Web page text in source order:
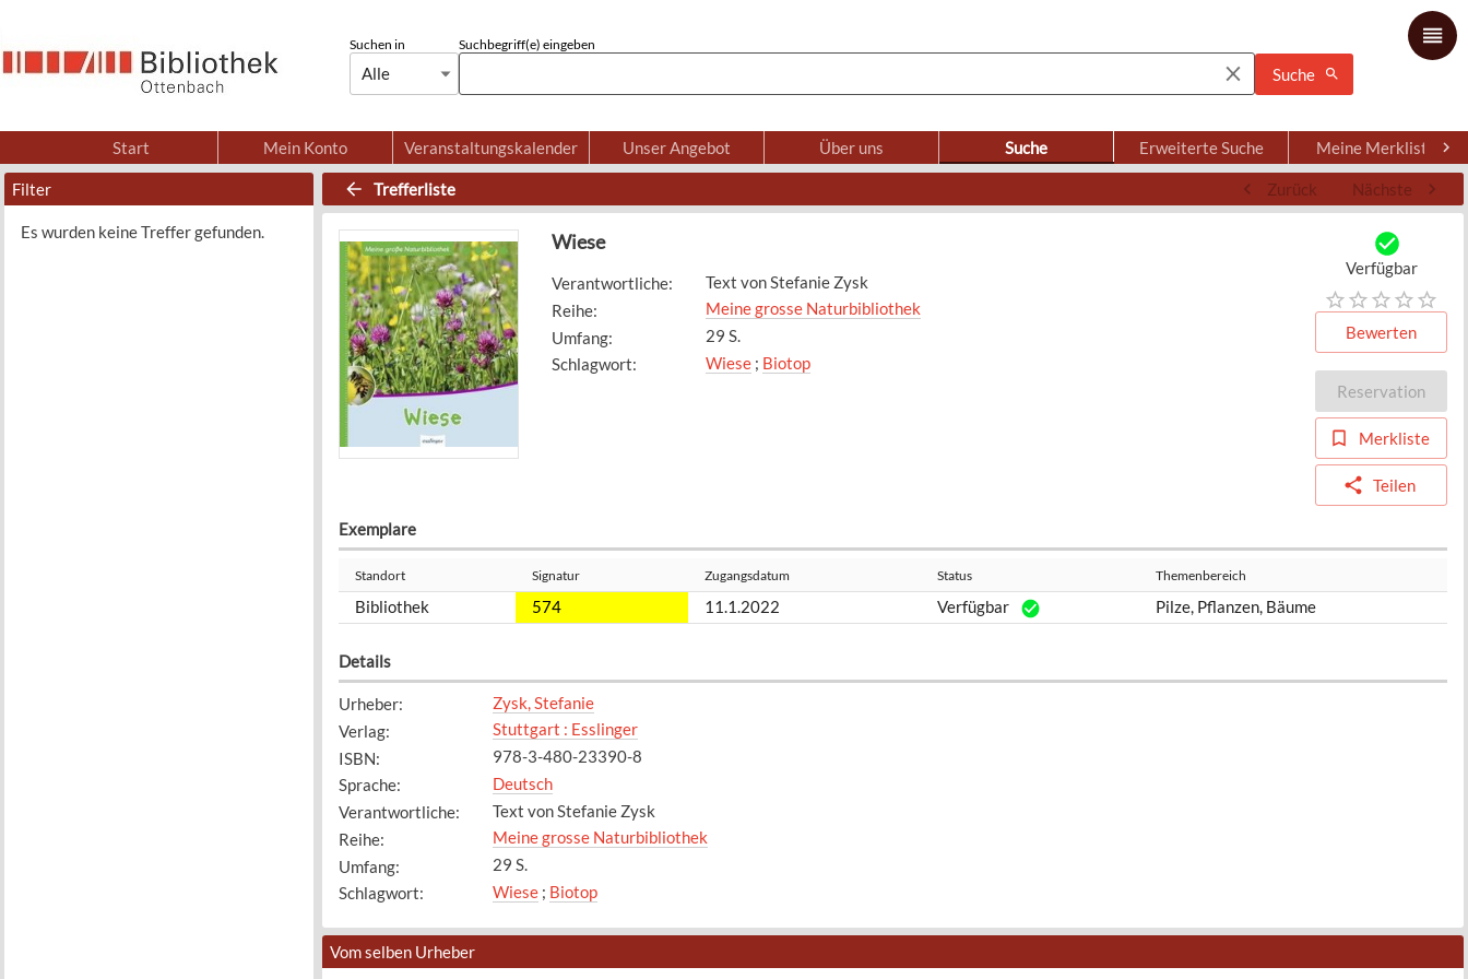
Suchen in
Alle
Suchbegriff(e) eingeben
Suche
Start Mein Konto Veranstaltungskalender Unser Angebot Über uns Suche Erweiterte Suche Meine Merkliste
Filter
Es wurden keine Treffer gefunden.
Trefferliste Zurück Nächste
Wiese
Verantwortliche:
Text von Stefanie Zysk
Reihe:
Meine grosse Naturbibliothek
Umfang:
29 S.
Schlagwort: Wiese; Biotop
Verfügbar
Bewerten
Reservation
Merkliste
Teilen
Exemplare
Standort Signatur Zugangsdatum Status Themenbereich
Bibliothek 574 11.1.2022 Verfügbar Pilze, Pflanzen, Bäume
Details
Urheber:
Zysk, Stefanie
Verlag:
Stuttgart : Esslinger
ISBN:
978-3-480-23390-8
Sprache:
Deutsch
Verantwortliche:
Text von Stefanie Zysk
Reihe:
Meine grosse Naturbibliothek
Umfang:
29 S.
Schlagwort: Wiese; Biotop
Vom selben Urheber